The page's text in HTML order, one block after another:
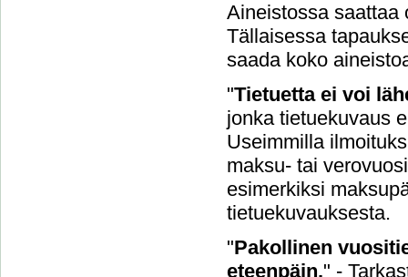
Aineistossa saattaa
Tällaisessa
saada koko
"Tietuetta ei voi
jonka tietuekuvaus
Useimmilla
maksu- tai
esimerkiksi
tietuekuvauksesta.
"Pakollinen
eteenpäin." -